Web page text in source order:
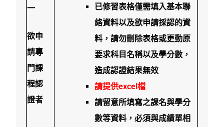
一
欲申
請專
門課
程認
證者
已修習表格僅需填入基本聯
絡資料以及欲申請採認的資
料，請勿刪除表格或更動原
要求科目名稱以及學分數，
造成認證結果無效
請提供excel檔
請留意所填寫之課名與學分
數等資料，必須與成績單相